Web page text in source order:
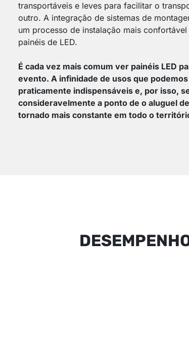
transportáveis e leves para facilitar o
outro. A integração de sistemas de
um processo de instalação mais
painéis de LED.
É cada vez mais comum ver painéis LED
evento. A infinidade de usos que
praticamente indispensáveis e, por isso,
consideravelmente a ponto de o aluguel
tornado mais constante em todo o